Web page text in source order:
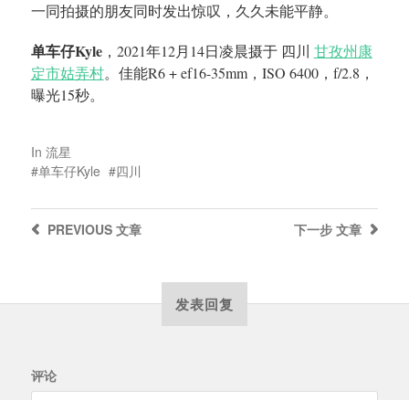
一同拍摄的朋友同时发出惊叹，久久未能平静。
单车仔Kyle，2021年12月14日凌晨摄于 四川 甘孜州康
定市姑弄村。佳能R6 + ef16-35mm，ISO 6400，f/2.8，
曝光15秒。
In 流星
单车仔Kyle
四川
下一步 文章
PREVIOUS文章
发表回复
评论